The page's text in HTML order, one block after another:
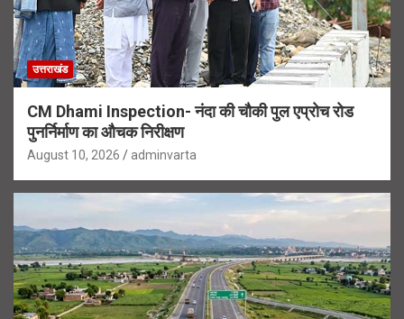
उत्तराखंड
CM Dhami Inspection- नंदा की चौकी पुल एप्रोच रोड
पुनर्निर्माण का औचक निरीक्षण
August 10, 2026 adminvarta